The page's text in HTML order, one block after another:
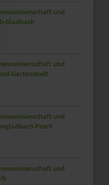
und
Gladbach
und
Gartenstadt
und
Pesch
und